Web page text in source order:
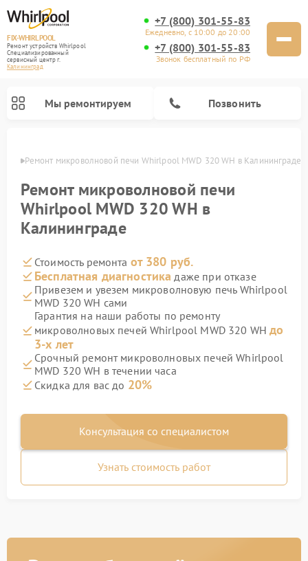
FIX-WHIRLPOOL
Ремонт устройств Whirlpool
Специализированный
cервисный центр г.
Калининград
+7 (800) 301-55-83
Ежедневно, с 10:00 до 20:00
+7 (800) 301-55-83
Звонок бесплатный по РФ
Мы ремонтируем Позвонить
Ремонт микроволновой печи Whirlpool MWD 320 WH в Калининграде
Ремонт микроволновой печи
Whirlpool MWD 320 WH в
Калининграде
Стоимость ремонта от 380 руб.
Бесплатная диагностика даже при отказе
Привезем и увезем микроволновую печь Whirlpool
MWD 320 WH сами
Гарантия на наши работы по ремонту
микроволновых печей Whirlpool MWD 320 WHдо
3-х лет
Срочный ремонт микроволновых печей Whirlpool
MWD 320 WH в течении часа
Скидка для вас до 20%
Консультация со специалистом
Узнать стоимость работ